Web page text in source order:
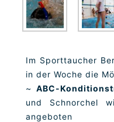
Im Sporttaucher
in der Woche die
~ ABC-
und Schnorchel
angeboten